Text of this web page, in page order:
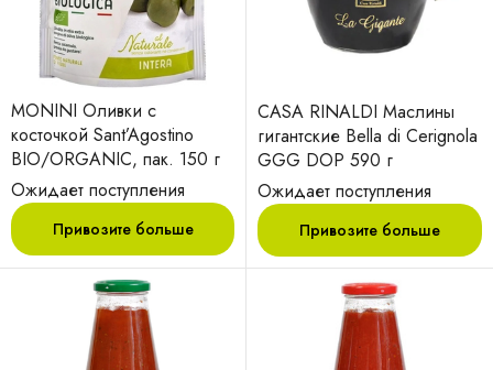
MONINI Оливки с
косточкой Sant’Agostino
BIO/ORGANIC, пак. 150 г
Ожидает поступления
Привозите больше
CASA RINALDI Маслины
гигантские Bella di Cerignola
GGG DOP 590 г
Ожидает поступления
Привозите больше